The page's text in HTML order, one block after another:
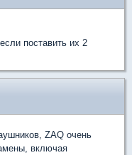
поставить их 2
ZAQ очень
включая